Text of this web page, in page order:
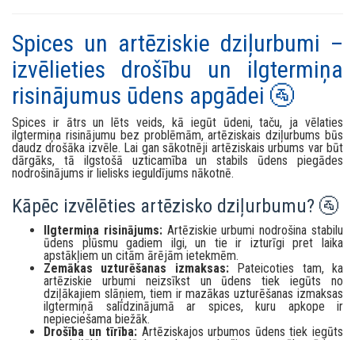
Spices un artēziskie dziļurbumi –
izvēlieties drošību un ilgtermiņa
risinājumus ūdens apgādei 🚰
Spices ir ātrs un lēts veids, kā iegūt ūdeni, taču, ja vēlaties
ilgtermiņa risinājumu bez problēmām, artēziskais dziļurbums būs
daudz drošāka izvēle. Lai gan sākotnēji artēziskais urbums var būt
dārgāks, tā ilgstošā uzticamība un stabils ūdens piegādes
nodrošinājums ir lielisks ieguldījums nākotnē.
Kāpēc izvēlēties artēzisko dziļurbumu? 🚰
Ilgtermiņa risinājums:Artēziskie urbumi nodrošina stabilu
ūdens plūsmu gadiem ilgi, un tie ir izturīgi pret laika
apstākļiem un citām ārējām ietekmēm.
Zemākas uzturēšanas izmaksas:Pateicoties tam, ka
artēziskie urbumi neizsīkst un ūdens tiek iegūts no
dziļākajiem slāņiem, tiem ir mazākas uzturēšanas izmaksas
ilgtermiņā salīdzinājumā ar spices, kuru apkope ir
nepieciešama biežāk.
Drošība un tīrība: Artēziskajos urbumos ūdens tiek iegūts